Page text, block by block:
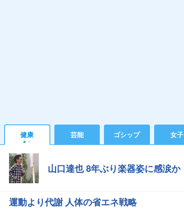
健康 芸能 ゴシップ 女子
山口達也 8年ぶり楽器姿に感涙か
運動より代謝 人体の省エネ戦略